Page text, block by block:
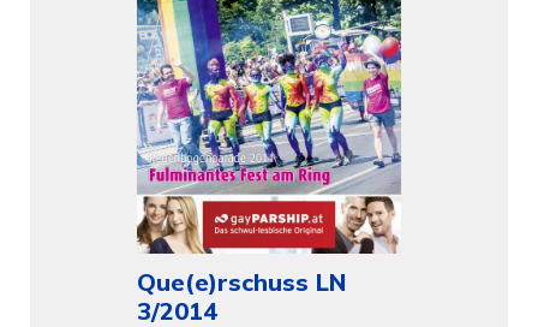
Que(e)rschuss LN
3/2014